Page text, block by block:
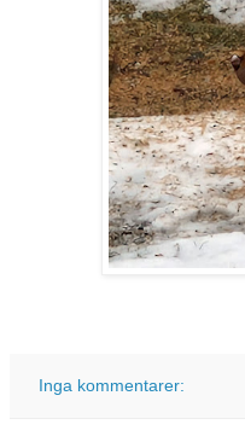
Inga kommentarer: